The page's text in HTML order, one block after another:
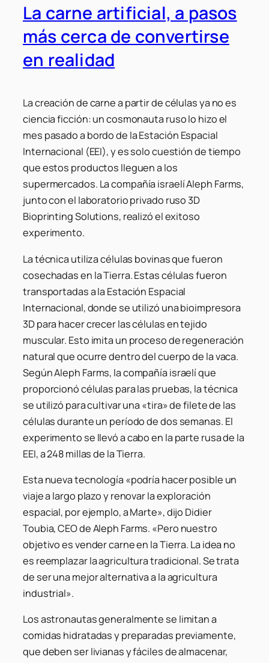
La carne artificial, a pasos
más cerca de convertirse
en realidad
La creación de carne a partir de células ya no es
ciencia ficción: un cosmonauta ruso lo hizo el
mes pasado a bordo de la Estación Espacial
Internacional (EEI), y es solo cuestión de tiempo
que estos productos lleguen a los
supermercados. La compañía israelí Aleph Farms,
junto con el laboratorio privado ruso 3D
Bioprinting Solutions, realizó el exitoso
experimento.
La técnica utiliza células bovinas que fueron
cosechadas en la Tierra. Estas células fueron
transportadas a la Estación Espacial
Internacional, donde se utilizó una bioimpresora
3D para hacer crecer las células en tejido
muscular. Esto imita un proceso de regeneración
natural que ocurre dentro del cuerpo de la vaca.
Según Aleph Farms, la compañía israelí que
proporcionó células para las pruebas, la técnica
se utilizó para cultivar una «tira» de filete de las
células durante un período de dos semanas. El
experimento se llevó a cabo en la parte rusa de la
EEI, a 248 millas de la Tierra.
Esta nueva tecnología «podría hacer posible un
viaje a largo plazo y renovar la exploración
espacial, por ejemplo, a Marte», dijo Didier
Toubia, CEO de Aleph Farms. «Pero nuestro
objetivo es vender carne en la Tierra. La idea no
es reemplazar la agricultura tradicional. Se trata
de ser una mejor alternativa a la agricultura
industrial».
Los astronautas generalmente se limitan a
comidas hidratadas y preparadas previamente,
que deben ser livianas y fáciles de almacenar,